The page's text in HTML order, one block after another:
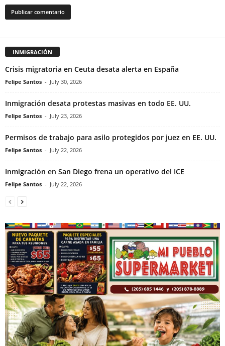
INMIGRACIÓN
Crisis migratoria en Ceuta desata alerta en España
Felipe Santos - July 30, 2026
Inmigración desata protestas masivas en todo EE. UU.
Felipe Santos - July 23, 2026
Permisos de trabajo para asilo protegidos por juez en EE. UU.
Felipe Santos - July 22, 2026
Inmigración en San Diego frena un operativo del ICE
Felipe Santos - July 22, 2026